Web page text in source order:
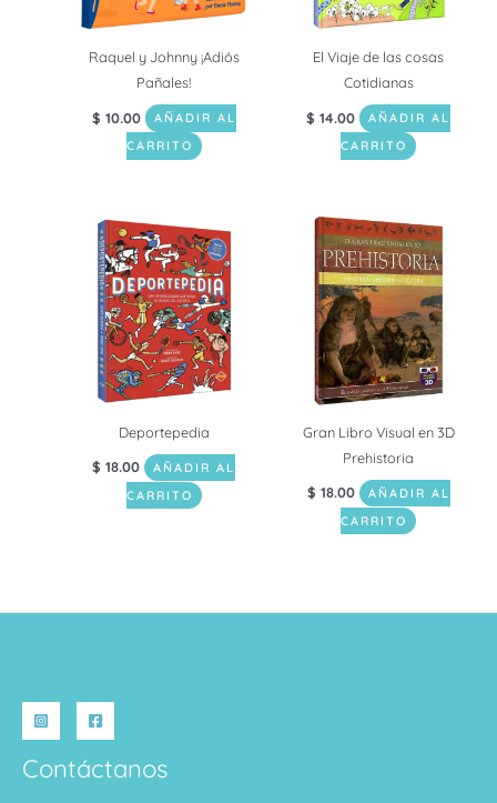
Raquel y Johnny ¡Adiós
Pañales!
$ 10.00
AÑADIR AL
CARRITO
El Viaje de las cosas
Cotidianas
$ 14.00
AÑADIR AL
CARRITO
Deportepedia
$ 18.00
AÑADIR AL
CARRITO
Gran Libro Visual en 3D
Prehistoria
$ 18.00
AÑADIR AL
CARRITO
Contáctanos